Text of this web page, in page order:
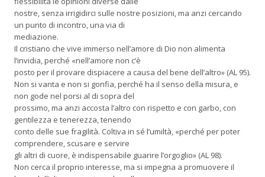
nostre, senza irrigidirci sulle nostre posizioni, ma anzi cercando
un punto di incontro, una via di
mediazione.
Il cristiano che vive immerso nell’amore di Dio non alimenta
l’invidia, perché «nell’amore non c’è
posto per il provare dispiacere a causa del bene dell’altro» (AL 95).
Non si vanta e non si gonfia, perché ha il senso della misura, e
non gode nel porsi al di sopra del
prossimo, ma anzi accosta l’altro con rispetto e con garbo, con
gentilezza e tenerezza, tenendo
conto delle sue fragilità. Coltiva in sé l’umiltà, «perché per poter
comprendere, scusare e servire
gli altri di cuore, è indispensabile guarire l’orgoglio» (AL 98).
Non cerca il proprio interesse, ma si impegna a promuovere il